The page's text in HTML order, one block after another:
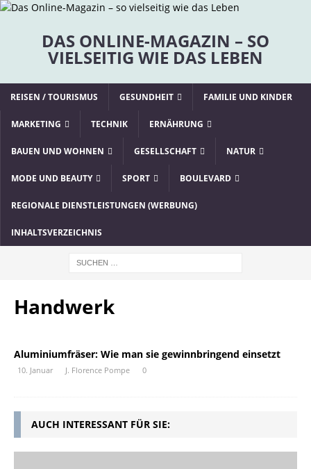
DAS ONLINE-MAGAZIN – SO
VIELSEITIG WIE DAS LEBEN
REISEN / TOURISMUS GESUNDHEIT FAMILIE UND KINDER
MARKETING TECHNIK ERNÄHRUNG
BAUEN UND WOHNEN GESELLSCHAFT NATUR
MODE UND BEAUTY SPORT BOULEVARD
REGIONALE DIENSTLEISTUNGEN (WERBUNG)
INHALTSVERZEICHNIS
Handwerk
Aluminiumfräser: Wie man sie gewinnbringend einsetzt
10. Januar J. Florence Pompe 0
AUCH INTERESSANT FÜR SIE: